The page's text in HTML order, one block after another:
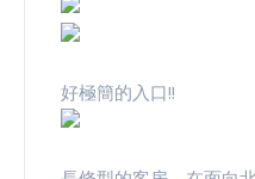
好極簡的入口!!